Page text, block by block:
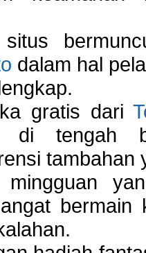
dalam hal
gratis dari
di tengah
tambahan
mingguan
bermain